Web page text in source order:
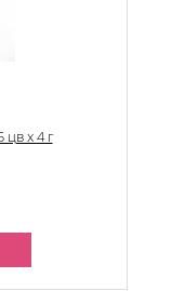
цв х 4 г